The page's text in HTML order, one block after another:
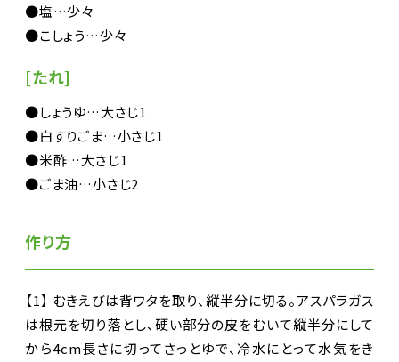
●塩…少々
●こしょう…少々
[たれ]
●しょうゆ…大さじ1
●白すりごま…小さじ1
●米酢…大さじ1
●ごま油…小さじ2
作り方
【1】 むきえびは背ワタを取り、縦半分に切る。アスパラガス
は根元を切り落とし、硬い部分の皮をむいて縦半分にして
から4cm長さに切ってさっとゆで、冷水にとって水気をき